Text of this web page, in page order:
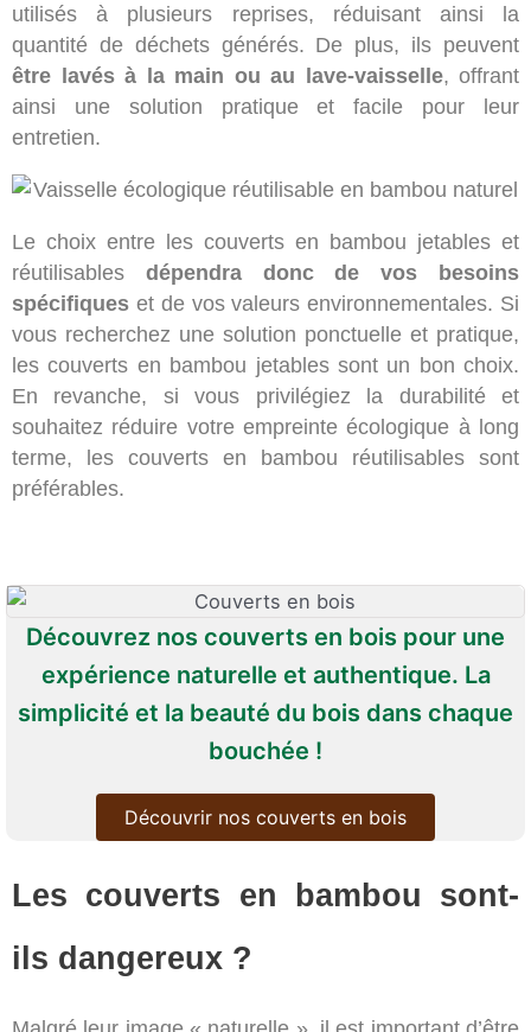
utilisés à plusieurs reprises, réduisant ainsi la
quantité de déchets générés. De plus, ils peuvent
être lavés à la main ou au lave-vaisselle, offrant
ainsi une solution pratique et facile pour leur
entretien.
Le choix entre les couverts en bambou jetables et
réutilisables dépendra donc de vos besoins
spécifiques et de vos valeurs environnementales. Si
vous recherchez une solution ponctuelle et pratique,
les couverts en bambou jetables sont un bon choix.
En revanche, si vous privilégiez la durabilité et
souhaitez réduire votre empreinte écologique à long
terme, les couverts en bambou réutilisables sont
préférables.
Découvrez nos couverts en bois pour une
expérience naturelle et authentique. La
simplicité et la beauté du bois dans chaque
bouchée !
Découvrir nos couverts en bois
Les couverts en bambou sont-
ils dangereux ?